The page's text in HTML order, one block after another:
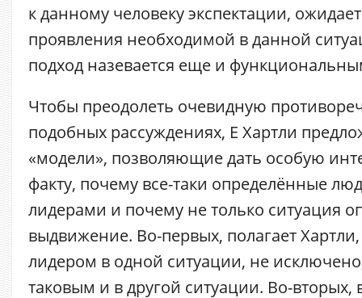
к данному человеку экспектации,
проявления необходимой в данной
подход назевается еще и
Чтобы преодолеть очевидную
подобных рассуждениях, Е Хартли
«модели», позволяющие дать особую
факту, почему все-таки определённые
лидерами и почему не только ситуация
выдвижение. Во-первых, полагает Хартли,
лидером в одной ситуации, не
таковым и в другой ситуации. Во-вторых,